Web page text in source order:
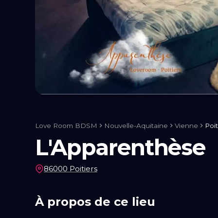
Qui Sommes-Nous
Love Room BDSM Nouvelle-Aquitaine Vienne
L'Apparenthèse
86000 Poitiers
À propos de ce lieu